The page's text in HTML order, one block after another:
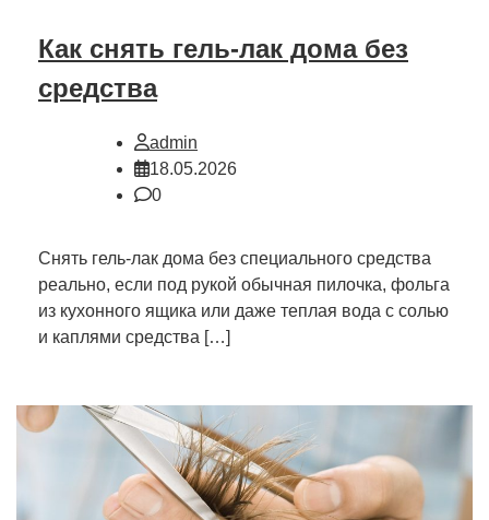
Как снять гель-лак дома без
средства
admin
18.05.2026
0
Снять гель-лак дома без специального средства
реально, если под рукой обычная пилочка, фольга
из кухонного ящика или даже теплая вода с солью
и каплями средства […]